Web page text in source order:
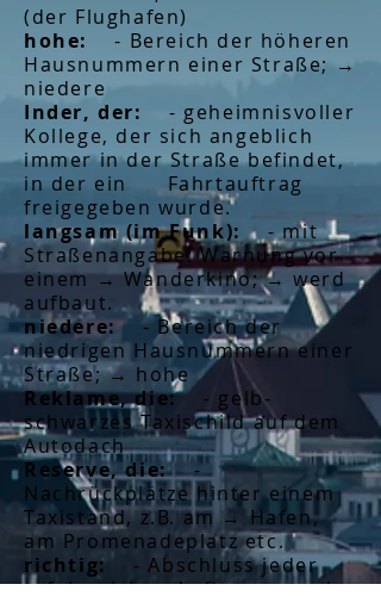
(der Flughafen)
hohe:- Bereich der höheren
Hausnummern einer Straße; →
niedere
Inder, der: - geheimnisvoller
Kollege, der sich angeblich
immer in der Straße befindet,
in der ein Fahrtauftrag
freigegeben wurde.
langsam (im Funk):-mit
Straßenangabe: Warnung vor
einem → Wanderkino; → werd
aufbaut.
niedere:- Bereich der
niedrigen Hausnummern einer
Straße; → hohe
Reklame, die: - gelb-
schwarzes Taxischild auf dem
Autodach
Reserve, die:-
Nachrückplätze hinter einem
Taxistand, z.B. am → Hafen,
am Promenadeplatz etc.
richtig: - Abschluss jeder
erfolgreichen Auftragsvergabe